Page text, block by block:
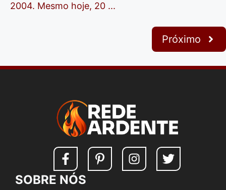
2004. Mesmo hoje, 20 ...
Próximo
SOBRE NÓS